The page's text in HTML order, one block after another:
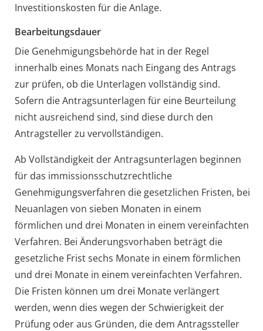
Investitionskosten für die Anlage.
Bearbeitungsdauer
Die Genehmigungsbehörde hat in der Regel
innerhalb eines Monats nach Eingang des Antrags
zur prüfen, ob die Unterlagen vollständig sind.
Sofern die Antragsunterlagen für eine Beurteilung
nicht ausreichend sind, sind diese durch den
Antragsteller zu vervollständigen.
Ab Vollständigkeit der Antragsunterlagen beginnen
für das immissionsschutzrechtliche
Genehmigungsverfahren die gesetzlichen Fristen, bei
Neuanlagen von sieben Monaten in einem
förmlichen und drei Monaten in einem vereinfachten
Verfahren. Bei Änderungsvorhaben beträgt die
gesetzliche Frist sechs Monate in einem förmlichen
und drei Monate in einem vereinfachten Verfahren.
Die Fristen können um drei Monate verlängert
werden, wenn dies wegen der Schwierigkeit der
Prüfung oder aus Gründen, die dem Antragssteller